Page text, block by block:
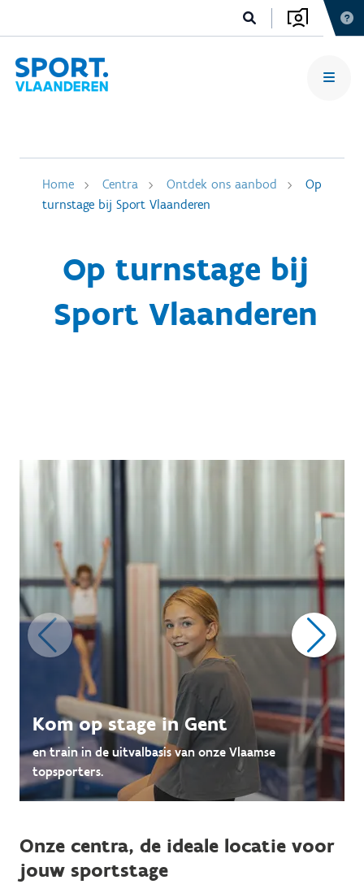
Home Centra Ontdek ons aanbod
Op
turnstage bij Sport Vlaanderen
Op turnstage bij
Sport Vlaanderen
Kom op stage in Gent
en train in de uitvalbasis van onze Vlaamse
topsporters.
Onze centra, de ideale locatie voor
jouw sportstage